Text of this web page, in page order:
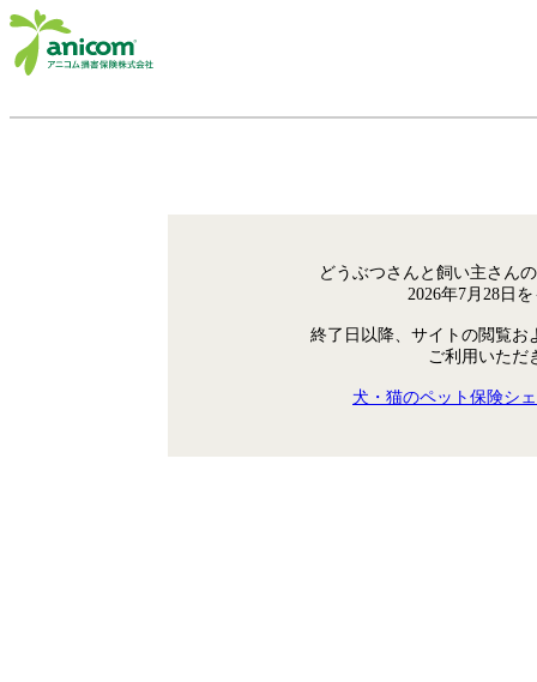
どうぶつさんと飼い主さん
2026年7月28日
終了日以降、サイトの閲覧お
ご利用いただ
犬・猫のペット保険シ